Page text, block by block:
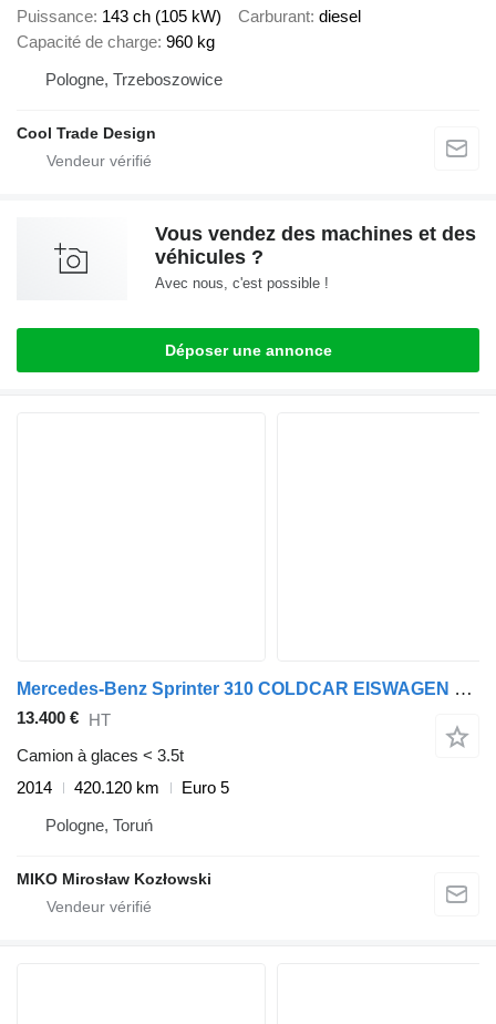
Puissance 143 ch (105 kW) Carburant diesel
Capacité de charge 960 kg
Pologne, Trzeboszowice
Cool Trade Design
Vous vendez des machines et des
véhicules ?
Avec nous, c'est possible !
Déposer une annonce
Mercedes-Benz Sprinter 310 COLDCAR EISWAGEN FRIGO
13.400 € HT
Camion à glaces < 3.5t
2014
420.120 km
Euro 5
Pologne, Toruń
MIKO Mirosław Kozłowski